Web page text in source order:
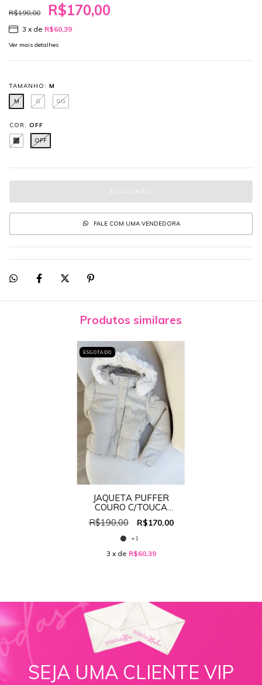
R$190,00 R$170,00
3 x de R$60,39
Ver mais detalhes
TAMANHO: M
M
G GG
COR: OFF
OFF
FALE COM UMA VENDEDORA
Produtos similares
ESGOTADO
JAQUETA PUFFER
COURO C/TOUCA
CARECA REF: PF024
R$190,00 R$170,00
+1
3 x de R$60,39
SEJA UMA CLIENTE VIP